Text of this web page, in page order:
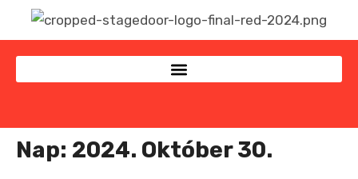
Nap: 2024. Október 30.